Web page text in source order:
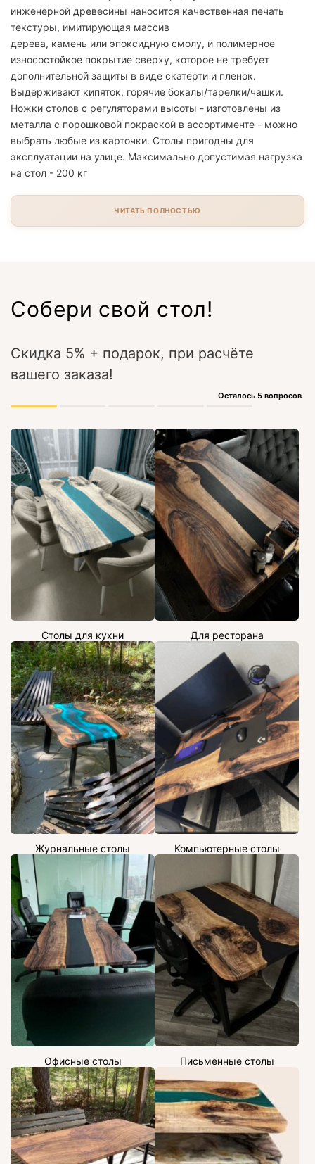
инженерной древесины наносится качественная печать
текстуры, имитирующая массив
дерева, камень или эпоксидную смолу, и полимерное
износостойкое покрытие сверху, которое не требует
дополнительной защиты в виде скатерти и пленок.
Выдерживают кипяток, горячие бокалы/тарелки/чашки.
Ножки столов с регуляторами высоты - изготовлены из
металла с порошковой покраской в ассортименте - можно
выбрать любые из карточки. Столы пригодны для
эксплуатации на улице. Максимально допустимая нагрузка
на стол - 200 кг
ЧИТАТЬ ПОЛНОСТЬЮ
Собери свой стол!
Скидка 5% + подарок, при расчёте
вашего заказа!
Осталось 5 вопросов
Столы для кухни Для ресторана
Журнальные столы Компьютерные столы
Офисные столы Письменные столы